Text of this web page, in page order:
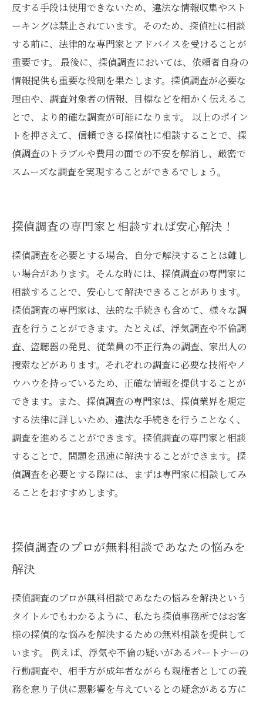
反する手段は使用できないため、違法な情報収集やスト
ーキングは禁止されています。そのため、探偵社に相談
する前に、法律的な専門家とアドバイスを受けることが
重要です。 最後に、探偵調査においては、依頼者自身の
情報提供も重要な役割を果たします。探偵調査が必要な
理由や、調査対象者の情報、目標などを細かく伝えるこ
とで、より的確な調査が可能になります。 以上のポイン
トを押さえて、信頼できる探偵社に相談することで、探
偵調査のトラブルや費用の面での不安を解消し、厳密で
スムーズな調査を実現することができるでしょう。
探偵調査の専門家と相談すれば安心解決！
探偵調査を必要とする場合、自分で解決することは難し
い場合があります。そんな時には、探偵調査の専門家に
相談することで、安心して解決できることがあります。
探偵調査の専門家は、法的な手続きも含めて、様々な調
査を行うことができます。たとえば、浮気調査や不倫調
査、盗聴器の発見、従業員の不正行為の調査、家出人の
捜索などがあります。それぞれの調査に必要な技術やノ
ウハウを持っているため、正確な情報を提供することが
できます。また、探偵調査の専門家は、探偵業界を規定
する法律に詳しいため、違法な手続きを行うことなく、
調査を進めることができます。探偵調査の専門家と相談
することで、問題を迅速に解決することができます。探
偵調査を必要とする際には、まずは専門家に相談してみ
ることをおすすめします。
探偵調査のプロが無料相談であなたの悩みを
解決
探偵調査のプロが無料相談であなたの悩みを解決という
タイトルでもわかるように、私たち探偵事務所ではお客
様の探偵的な悩みを解決するための無料相談を提供して
います。 例えば、浮気や不倫の疑いがあるパートナーの
行動調査や、相手方が成年者ながらも親権者としての義
務を怠り子供に悪影響を与えているとの疑念がある方に